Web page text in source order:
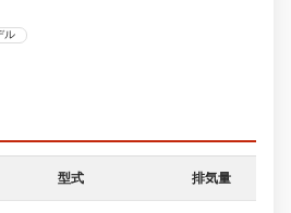
ル
型式 排気量